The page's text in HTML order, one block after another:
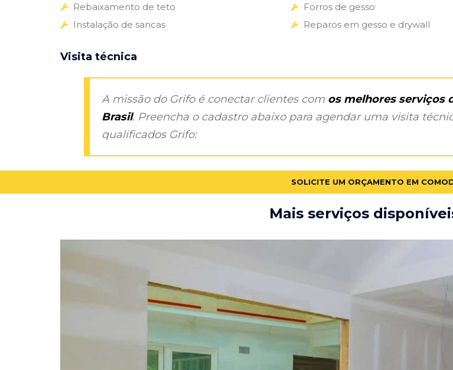
Rebaixamento de teto
Instalação de sancas
Forros de gesso
Reparos em gesso e drywall
Visita técnica
A missão do Grifo é conectar clientes com os melhores serviços
Brasil. Preencha o cadastro abaixo para agendar uma visita
qualificados Grifo:
SOLICITE UM ORÇAMENTO EM
Mais serviços